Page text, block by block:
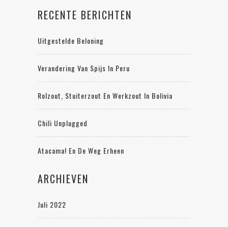
RECENTE BERICHTEN
Uitgestelde Beloning
Verandering Van Spijs In Peru
Rolzout, Stuiterzout En Werkzout In Bolivia
Chili Unplugged
Atacama! En De Weg Erheen
ARCHIEVEN
Juli 2022